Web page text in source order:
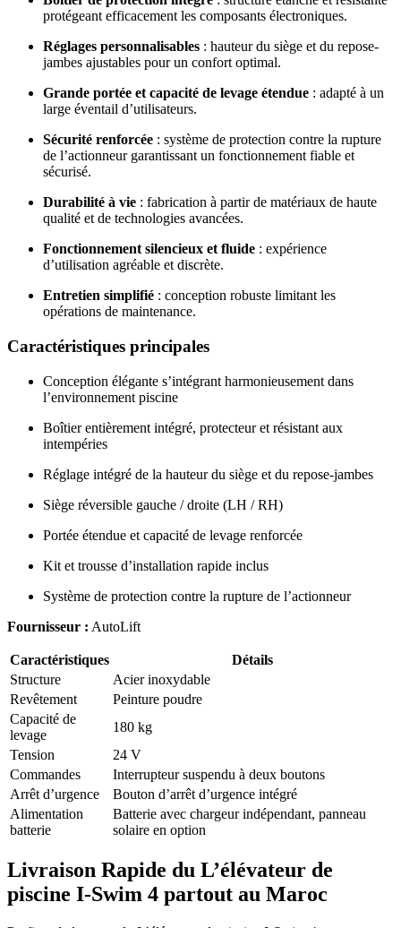
protégeant efficacement les composants électroniques.
Réglages personnalisables : hauteur du siège et du repose-
jambes ajustables pour un confort optimal.
Grande portée et capacité de levage étendue : adapté à un
large éventail d’utilisateurs.
Sécurité renforcée : système de protection contre la rupture
de l’actionneur garantissant un fonctionnement fiable et
sécurisé.
Durabilité à vie : fabrication à partir de matériaux de haute
qualité et de technologies avancées.
Fonctionnement silencieux et fluide : expérience
d’utilisation agréable et discrète.
Entretien simplifié : conception robuste limitant les
opérations de maintenance.
Caractéristiques principales
Conception élégante s’intégrant harmonieusement dans
l’environnement piscine
Boîtier entièrement intégré, protecteur et résistant aux
intempéries
Réglage intégré de la hauteur du siège et du repose-jambes
Siège réversible gauche / droite (LH / RH)
Portée étendue et capacité de levage renforcée
Kit et trousse d’installation rapide inclus
Système de protection contre la rupture de l’actionneur
Fournisseur : AutoLift
Caractéristiques
Détails
Structure
Acier inoxydable
Revêtement
Peinture poudre
Capacité de
levage
180 kg
Tension
24 V
Commandes
Interrupteur suspendu à deux boutons
Arrêt d’urgence
Bouton d’arrêt d’urgence intégré
Alimentation
batterie
Batterie avec chargeur indépendant, panneau
solaire en option
Livraison Rapide du L’élévateur de
piscine I-Swim 4 partout au Maroc